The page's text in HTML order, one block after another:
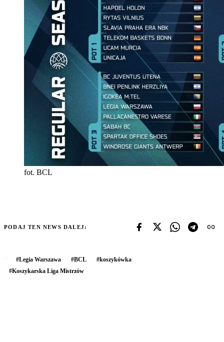
fot. BCL
PODAJ TEN NEWS DALEJ:
#Legia Warszawa #BCL #koszykówka
#Koszykarska Liga Mistrzów